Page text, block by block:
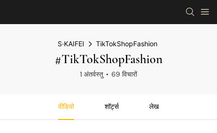
S·KAIFEI TikTokShopFashion
#TikTokShopFashion
1 अंतर्वस्तु 69 विचारों
वीडियो शॉर्ट्स लेख